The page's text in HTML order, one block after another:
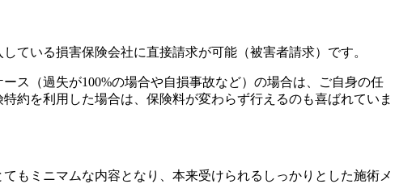
ている損害保険会社に直接請求が可能（被害者請求）です。
ス（過失が100%の場合や自損事故など）の場合は、ご自身の任
約を利用した場合は、保険料が変わらず行えるのも喜ばれていま
もミニマムな内容となり、本来受けられるしっかりとした施術メ